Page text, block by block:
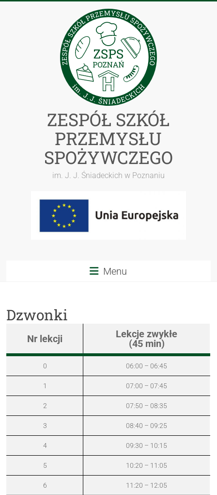
ZESPÓŁ SZKÓŁ
PRZEMYSŁU
SPOŻYWCZEGO
im. J. J. Śniadeckich w Poznaniu
Menu
Dzwonki
Nr lekcji
Lekcje zwykłe
(45 min)
0 06:00 – 06:45
1 07:00 – 07:45
2 07:50 – 08:35
3 08:40 – 09:25
4 09:30 – 10:15
5 10:20 – 11:05
6 11:20 – 12:05